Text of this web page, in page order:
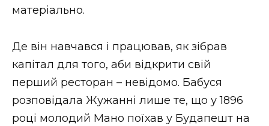
матеріально.
Де він навчався і працював, як зібрав
капітал для того, аби відкрити свій
перший ресторан – невідомо. Бабуся
розповідала Жужанні лише те, що у 1896
році молодий Мано поїхав у Будапешт на